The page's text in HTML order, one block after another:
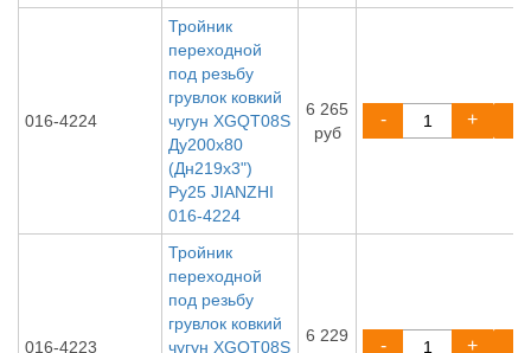
016-4224
Тройник
переходной
под резьбу
грувлок ковкий
чугун XGQT08S
Ду200х80
(Дн219х3")
Ру25 JIANZHI
016-4224
6 265
руб
- +
016-4223
Тройник
переходной
под резьбу
грувлок ковкий
чугун XGQT08S
6 229
- +